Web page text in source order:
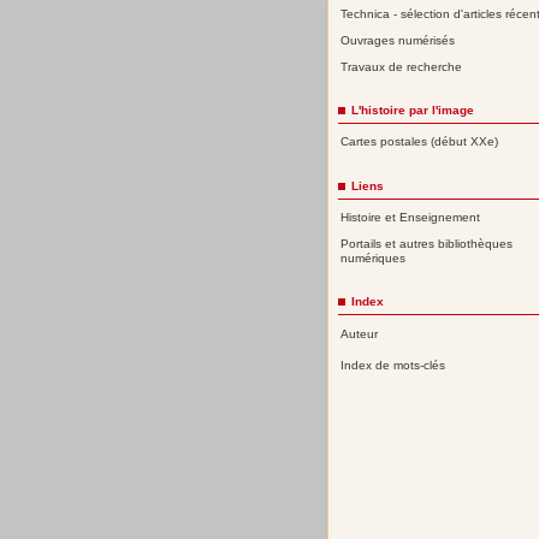
Technica - sélection d'articles
Ouvrages numérisés
Travaux de recherche
L'histoire par l'image
Cartes postales (début XXe)
Liens
Histoire et Enseignement
Portails et autres bibliothèques
numériques
Index
Auteur
Index de mots-clés